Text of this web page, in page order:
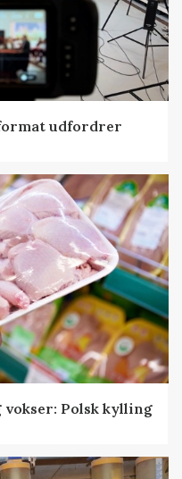
udfordrer
vokser: Polsk kylling